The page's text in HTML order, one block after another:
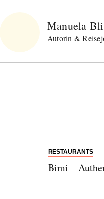
Manuela
Autorin &
RESTAURANTS
Bimi –